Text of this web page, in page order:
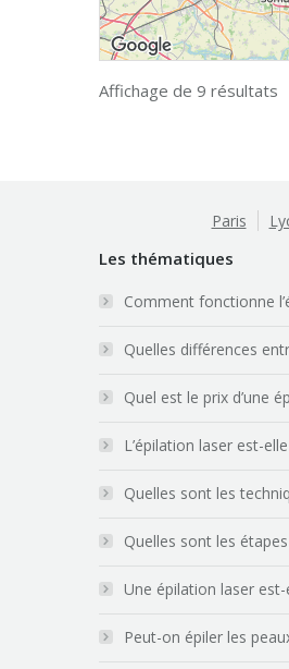
Affichage de 9 résultats
Paris
Les thématiques
Comment fonctionne
Quelles différences
Quel est le prix d’une
L’épilation laser est-
Quelles sont les
Quelles sont les
Une épilation laser
Peut-on épiler les